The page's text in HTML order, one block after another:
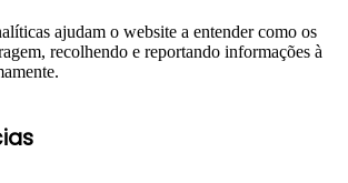
ajudam o website a entender como os
recolhendo e reportando informações à